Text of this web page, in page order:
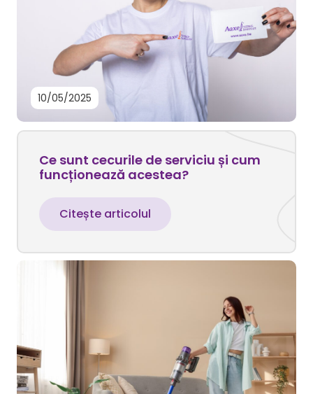
10/05/2025
Ce sunt cecurile de serviciu și cum
funcționează acestea?
Citește articolul